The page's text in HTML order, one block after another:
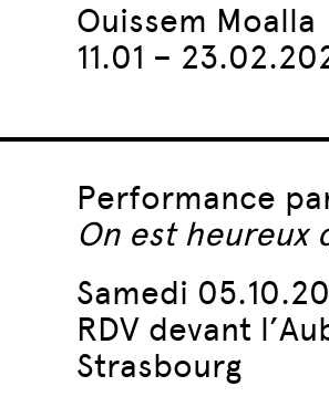
Ouissem Moalla
11.01 –
Performance
On est heureux
Samedi
RDV devant
Strasbourg